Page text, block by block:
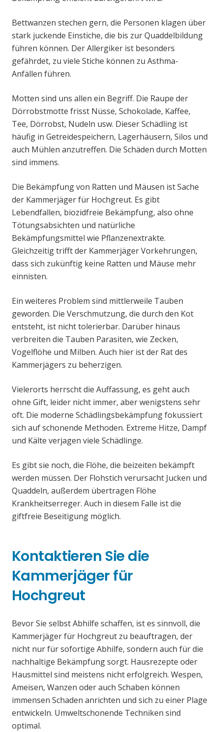
Bettwanzen stechen gern, die Personen klagen über
stark juckende Einstiche, die bis zur Quaddelbildung
führen können. Der Allergiker ist besonders
gefährdet, zu viele Stiche können zu Asthma-
Anfällen führen.
Motten sind uns allen ein Begriff. Die Raupe der
Dörrobstmotte frisst Nüsse, Schokolade, Kaffee,
Tee, Dörrobst, Nudeln usw. Dieser Schädling ist
häufig in Getreidespeichern, Lagerhäusern, Silos und
auch Mühlen anzutreffen. Die Schäden durch Motten
sind immens.
Die Bekämpfung von Ratten und Mäusen ist Sache
der Kammerjäger für Hochgreut. Es gibt
Lebendfallen, biozidfreie Bekämpfung, also ohne
Tötungsabsichten und natürliche
Bekämpfungsmittel wie Pflanzenextrakte.
Gleichzeitig trifft der Kammerjäger Vorkehrungen,
dass sich zukünftig keine Ratten und Mäuse mehr
einnisten.
Ein weiteres Problem sind mittlerweile Tauben
geworden. Die Verschmutzung, die durch den Kot
entsteht, ist nicht tolerierbar. Darüber hinaus
verbreiten die Tauben Parasiten, wie Zecken,
Vogelflöhe und Milben. Auch hier ist der Rat des
Kammerjägers zu beherzigen.
Vielerorts herrscht die Auffassung, es geht auch
ohne Gift, leider nicht immer, aber wenigstens sehr
oft. Die moderne Schädlingsbekämpfung fokussiert
sich auf schonende Methoden. Extreme Hitze, Dampf
und Kälte verjagen viele Schädlinge.
Es gibt sie noch, die Flöhe, die beizeiten bekämpft
werden müssen. Der Flohstich verursacht Jucken und
Quaddeln, außerdem übertragen Flöhe
Krankheitserreger. Auch in diesem Falle ist die
giftfreie Beseitigung möglich.
Kontaktieren Sie die
Kammerjäger für
Hochgreut
Bevor Sie selbst Abhilfe schaffen, ist es sinnvoll, die
Kammerjäger für Hochgreut zu beauftragen, der
nicht nur für sofortige Abhilfe, sondern auch für die
nachhaltige Bekämpfung sorgt. Hausrezepte oder
Hausmittel sind meistens nicht erfolgreich. Wespen,
Ameisen, Wanzen oder auch Schaben können
immensen Schaden anrichten und sich zu einer Plage
entwickeln. Umweltschonende Techniken sind
optimal.